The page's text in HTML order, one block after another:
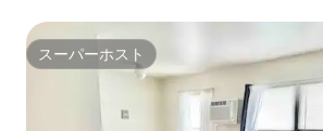
スーパーホスト
スーパーホスト